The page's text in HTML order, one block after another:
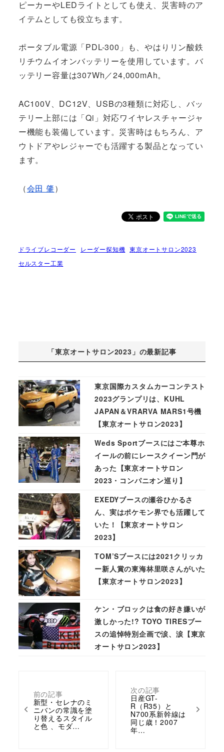
ピーカーやLEDライトとしても使え、災害時のア
イテムとしても役立ちます。
ポータブル電源「PDL-300」も、やはりリン酸鉄
リチウムイオンバッテリーを使用しています。バ
ッテリー容量は307Wh／24,000mAh。
AC100V、DC12V、USBの3種類に対応し、バッ
テリー上部には「Qi」対応ワイヤレスチャージャ
ー機能も装備しています。災害時はもちろん、ア
ウトドアやレジャーでも活躍する製品となってい
ます。
（会田 肇）
ドライブレコーダー レーダー探知機 東京オートサロン2023
セルスター工業
前の記事
新型・セレナのミ
ニバンの常識を塗
り替えるスタイル
と色 、モダ…
次の記事
日産GT-
R（R35）と
N700系新幹線は
同じ歳！2007
年…
「東京オートサロン2023」の最新記事
東京国際カスタムカーコンテスト
2023グランプリは、KUHL
JAPAN＆VRARVA MARS1号機
【東京オートサロン2023】
Weds Sportブースにはご本尊ホ
イールの前にレースクイーン門が
あった【東京オートサロン
2023・コンパニオン巡り】
EXEDYブースの瀬谷ひかるさ
ん、実はポケモン界でも活躍して
いた！【東京オートサロン
2023】
TOM’Sブースには2021クリッカ
ー新人賞の東海林里咲さんがいた
【東京オートサロン2023】
ケン・ブロックは食の好き嫌いが
激しかった!? TOYO TIRESブー
スの追悼特別企画で涙、涙【東京
オートサロン2023】